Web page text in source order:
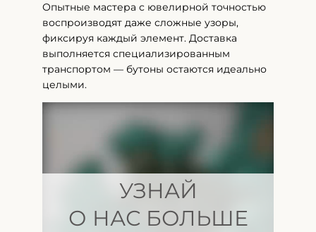
Опытные мастера с ювелирной точностью
воспроизводят даже сложные узоры,
фиксируя каждый элемент. Доставка
выполняется специализированным
транспортом — бутоны остаются идеально
целыми.
УЗНАЙ
О НАС БОЛЬШЕ